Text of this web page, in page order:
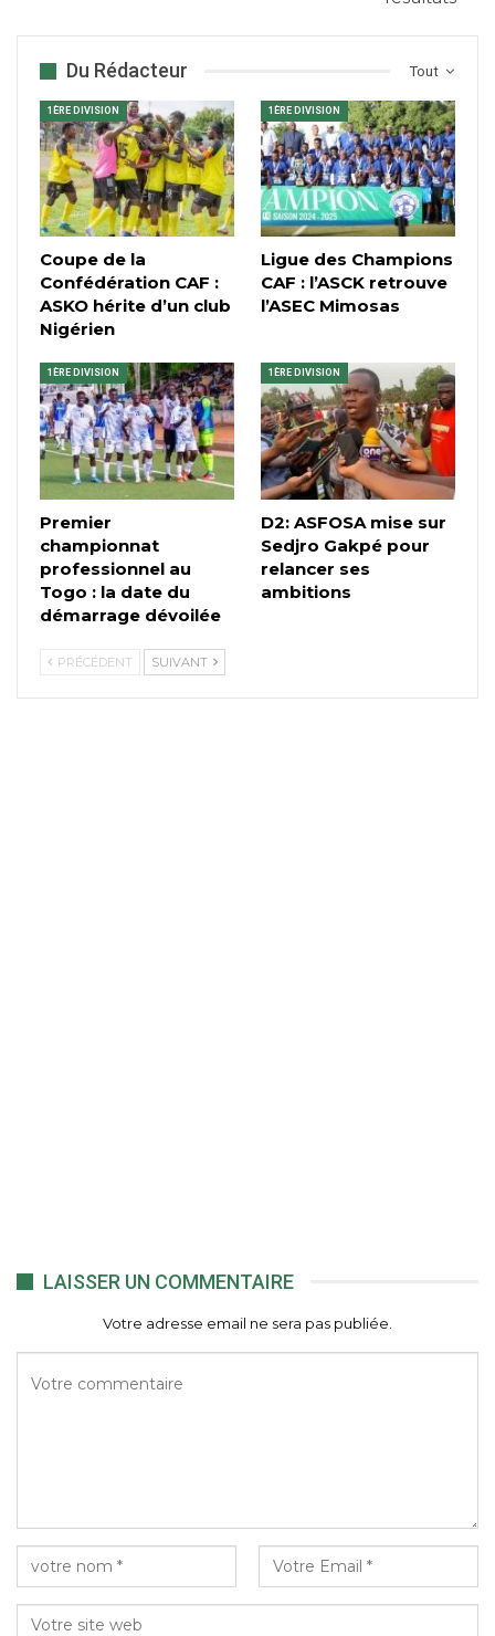
Tout
Du Rédacteur
1ÈRE DIVISION
Coupe de la
Confédération CAF :
ASKO hérite d’un club
Nigérien
1ÈRE DIVISION
Ligue des Champions
CAF : l’ASCK retrouve
l’ASEC Mimosas
1ÈRE DIVISION
Premier
championnat
professionnel au
Togo : la date du
démarrage dévoilée
1ÈRE DIVISION
D2: ASFOSA mise sur
Sedjro Gakpé pour
relancer ses
ambitions
PRÉCÉDENT SUIVANT
LAISSER UN COMMENTAIRE
Votre adresse email ne sera pas publiée.